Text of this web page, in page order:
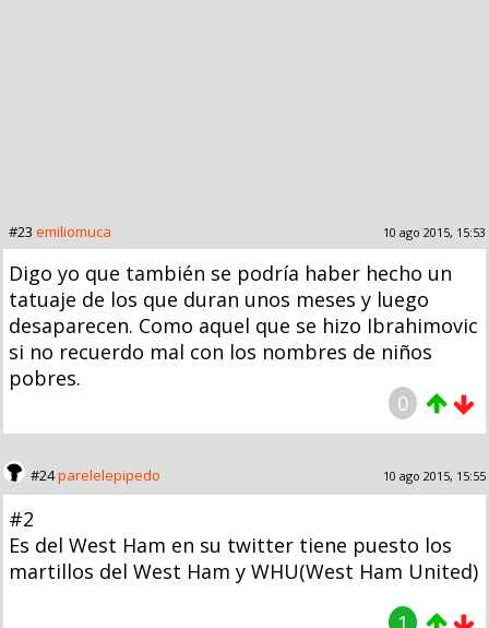
#23 emiliomuca 10 ago 2015, 15:53
Digo yo que también se podría haber hecho un
tatuaje de los que duran unos meses y luego
desaparecen. Como aquel que se hizo Ibrahimovic
si no recuerdo mal con los nombres de niños
pobres.
0
#24parelelepipedo 10 ago 2015, 15:55
#2
Es del West Ham en su twitter tiene puesto los
martillos del West Ham y WHU(West Ham United)